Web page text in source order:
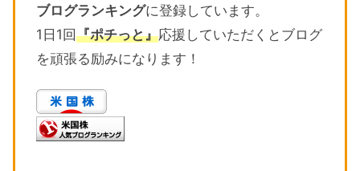
ブログランキングに登録しています。
1日1回『ポチっと』応援していただくとブログ
を頑張る励みになります！